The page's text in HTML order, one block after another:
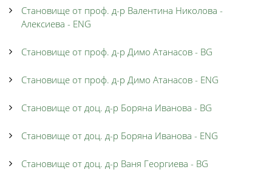
Становище от проф. д-р Валентина Николова -
Алексиева - ENG
Становище от проф. д-р Димо Атанасов - BG
Становище от проф. д-р Димо Атанасов - ENG
Становище от доц. д-р Боряна Иванова - BG
Становище от доц. д-р Боряна Иванова - ENG
Становище от доц. д-р Ваня Георгиева - BG